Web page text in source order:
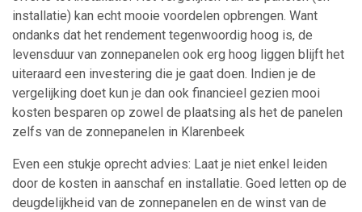
installatie) kan echt mooie voordelen opbrengen. Want
ondanks dat het rendement tegenwoordig hoog is, de
levensduur van zonnepanelen ook erg hoog liggen blijft het
uiteraard een investering die je gaat doen. Indien je de
vergelijking doet kun je dan ook financieel gezien mooi
kosten besparen op zowel de plaatsing als het de panelen
zelfs van de zonnepanelen in Klarenbeek
Even een stukje oprecht advies: Laat je niet enkel leiden
door de kosten in aanschaf en installatie. Goed letten op de
deugdelijkheid van de zonnepanelen en de winst van de